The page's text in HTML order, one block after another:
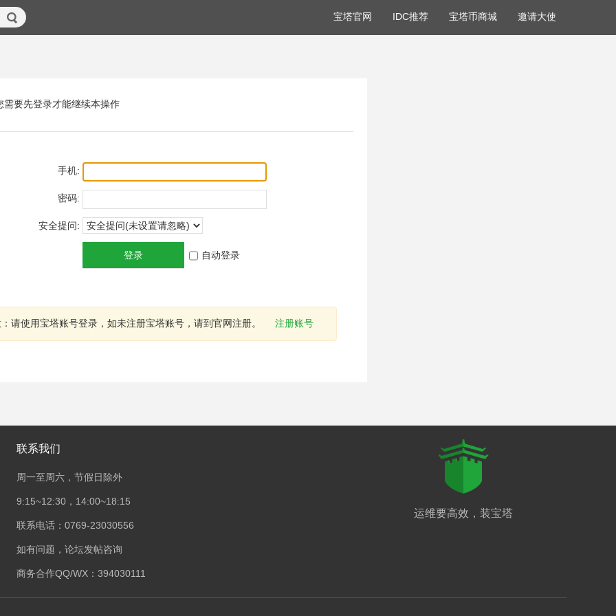
宝塔官网 IDC推荐 宝塔币商城 邀请大使
需要先登录才能继续本操作
手机:
密码:
安全提问:
登录 自动登录
请使用宝塔账号登录，如未注册宝塔账号，请到官网注册。 注册账号
联系我们
周一至周六，节假日除外
9:15~12:30，14:00~18:15
联系电话：0769-23030556
如有问题，论坛发帖咨询
商务合作QQ/WX：394030111
运维要高效，装宝塔